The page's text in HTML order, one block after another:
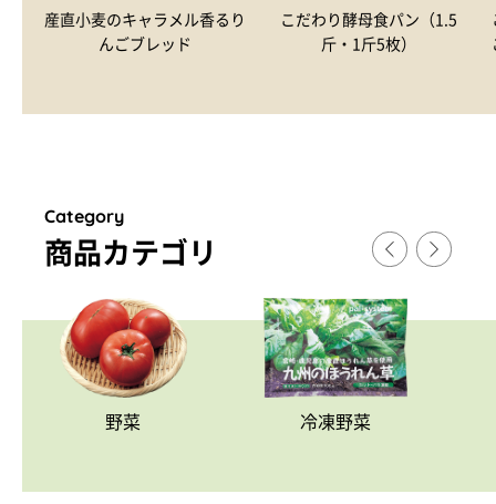
産直小麦のキャラメル香るり
んごブレッド
こだわり酵母食パン（1.5
斤・1斤5枚）
Category
商品カテゴリ
野菜 冷凍野菜